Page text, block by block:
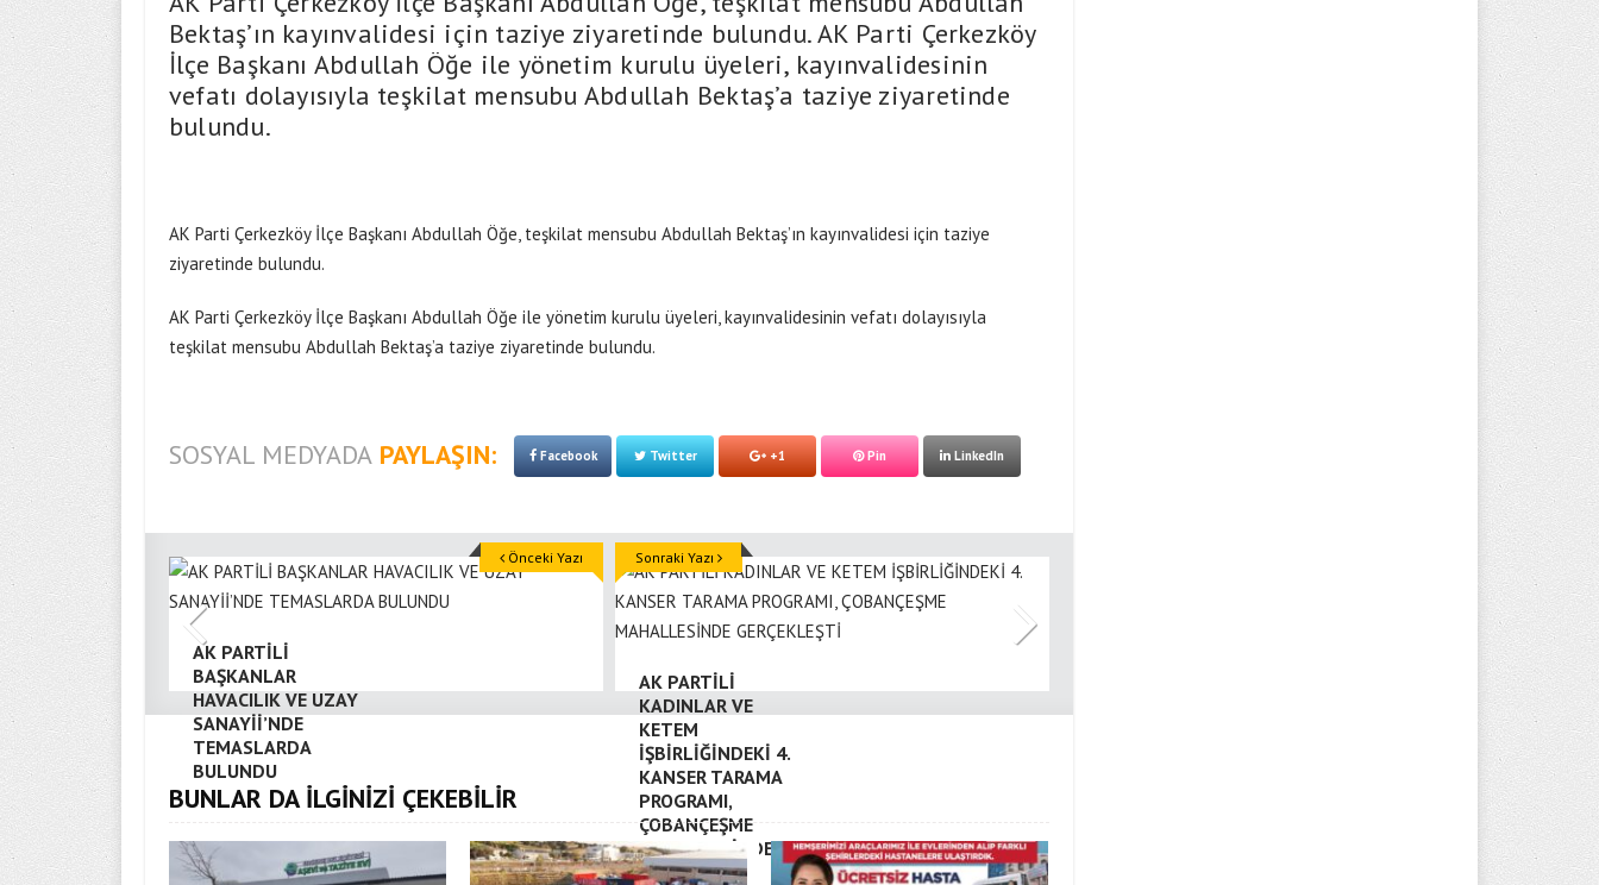
Bektaş’ın kayınvalidesi için taziye ziyaretinde bulundu. AK Parti Çerkezköy
İlçe Başkanı Abdullah Öğe ile yönetim kurulu üyeleri, kayınvalidesinin
vefatı dolayısıyla teşkilat mensubu Abdullah Bektaş’a taziye ziyaretinde
bulundu.
AK Parti Çerkezköy İlçe Başkanı Abdullah Öğe, teşkilat mensubu Abdullah Bektaş’ın kayınvalidesi için taziye
ziyaretinde bulundu.
AK Parti Çerkezköy İlçe Başkanı Abdullah Öğe ile yönetim kurulu üyeleri, kayınvalidesinin vefatı dolayısıyla
teşkilat mensubu Abdullah Bektaş’a taziye ziyaretinde bulundu.
SOSYAL MEDYADA PAYLAŞIN: Facebook Twitter +1 Pin LinkedIn
AK PARTİLİ
BAŞKANLAR
HAVACILIK VE UZAY
SANAYİİ’NDE
TEMASLARDA
BULUNDU
Önceki Yazı
AK PARTİLİ
KADINLAR VE
KETEM
İŞBİRLİĞİNDEKİ 4.
KANSER TARAMA
PROGRAMI,
ÇOBANÇEŞME
MAHALLESİNDE
GERÇEKLEŞTİ
Sonraki Yazı
BUNLAR DA İLGİNİZİ ÇEKEBİLİR